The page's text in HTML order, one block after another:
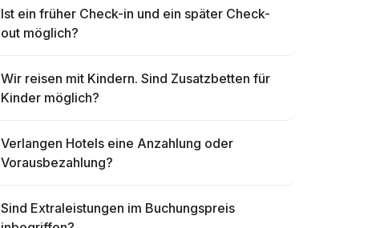
Ist ein früher Check-in und ein später Check-
out möglich?
Wir reisen mit Kindern. Sind Zusatzbetten für
Kinder möglich?
Verlangen Hotels eine Anzahlung oder
Vorausbezahlung?
Sind Extraleistungen im Buchungspreis